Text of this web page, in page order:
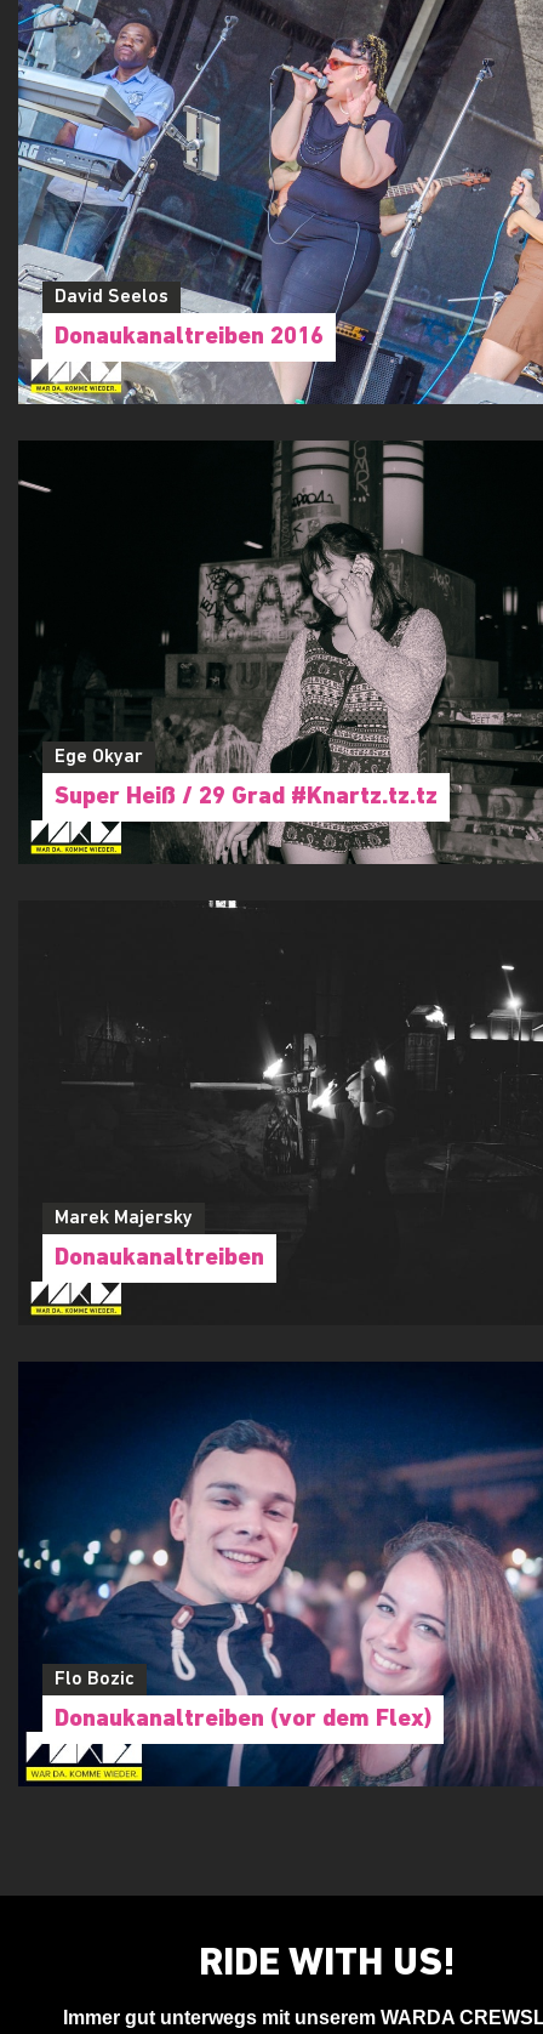
David Seelos
Donaukanaltreiben 2016
Ege Okyar
Super Heiß / 29 Grad #Knartz.tz.tz
Marek Majersky
Donaukanaltreiben
Flo Bozic
Donaukanaltreiben (vor dem Flex)
RIDE WITH US!
Immer gut unterwegs mit unserem WARDA